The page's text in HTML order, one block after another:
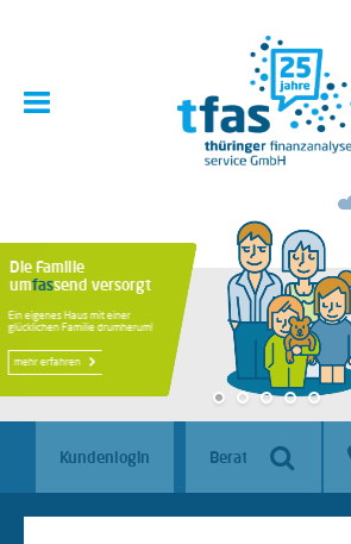
Kundenlogin Beraterlogin